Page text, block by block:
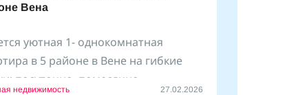
Вена
уютная 1- однокомнатная
в 5 районе в Вене на гибкие
посуточно, помесячно
недвижимость 27.02.2026